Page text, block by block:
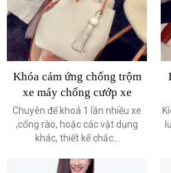
Khóa cảm ứng chống trộm
xe máy chống cướp xe
Chuyên để khoá 1 lần nhiều xe
,cổng rào, hoặc các vật dụng
khác, thiết kế chắc...